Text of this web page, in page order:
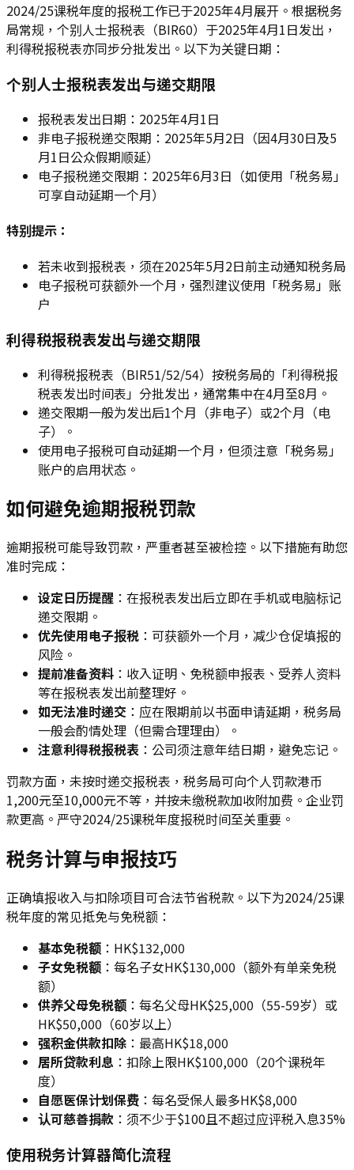
2024/25课税年度的报税工作已于2025年4月展开。根据税务
局常规，个别人士报税表（BIR60）于2025年4月1日发出，
利得税报税表亦同步分批发出。以下为关键日期：
个别人士报税表发出与递交期限
报税表发出日期：2025年4月1日
非电子报税递交限期：2025年5月2日（因4月30日及5
月1日公众假期顺延）
电子报税递交限期：2025年6月3日（如使用「税务易」
可享自动延期一个月）
特别提示：
若未收到报税表，须在2025年5月2日前主动通知税务局
电子报税可获额外一个月，强烈建议使用「税务易」账
户
利得税报税表发出与递交期限
利得税报税表（BIR51/52/54）按税务局的「利得税报
税表发出时间表」分批发出，通常集中在4月至8月。
递交限期一般为发出后1个月（非电子）或2个月（电
子）。
使用电子报税可自动延期一个月，但须注意「税务易」
账户的启用状态。
如何避免逾期报税罚款
逾期报税可能导致罚款，严重者甚至被检控。以下措施有助您
准时完成：
设定日历提醒 ：在报税表发出后立即在手机或电脑标记
递交限期。
优先使用电子报税 ：可获额外一个月，减少仓促填报的
风险。
提前准备资料 ：收入证明、免税额申报表、受养人资料
等在报税表发出前整理好。
如无法准时递交 ：应在限期前以书面申请延期，税务局
一般会酌情处理（但需合理理由）。
注意利得税报税表 ：公司须注意年结日期，避免忘记。
罚款方面，未按时递交报税表，税务局可向个人罚款港币
1,200元至10,000元不等，并按未缴税款加收附加费。企业罚
款更高。严守2024/25课税年度报税时间至关重要。
税务计算与申报技巧
正确填报收入与扣除项目可合法节省税款。以下为2024/25课
税年度的常见抵免与免税额：
基本免税额 ：HK$132,000
子女免税额 ：每名子女HK$130,000（额外有单亲免税
额）
供养父母免税额 ：每名父母HK$25,000（55-59岁）或
HK$50,000（60岁以上）
强积金供款扣除 ：最高HK$18,000
居所贷款利息 ：扣除上限HK$100,000（20个课税年
度）
自愿医保计划保费 ：每名受保人最多HK$8,000
认可慈善捐款 ：须不少于$100且不超过应评税入息35%
使用税务计算器简化流程